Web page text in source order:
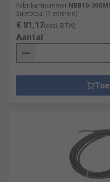
Fabrikantnummer NBB10-
Subtotaal (1 eenheid)
€ 81,17(excl. BTW)
Aantal